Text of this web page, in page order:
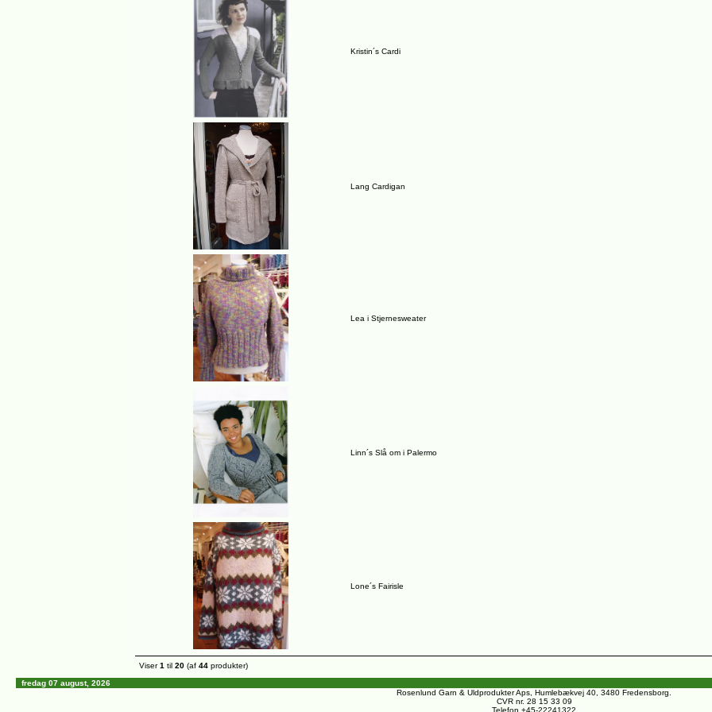
Kristin´s Cardi
Lang Cardigan
Lea i Stjernesweater
Linn´s Slå om i Palermo
Lone´s Fairisle
Viser1 til 20 (af 44 produkter)
fredag 07 august, 2026
Rosenlund Garn & Uldprodukter Aps, Humlebækvej 40, 3480 Fredensborg.
CVR nr. 28 15 33 09
Telefon +45-22241322